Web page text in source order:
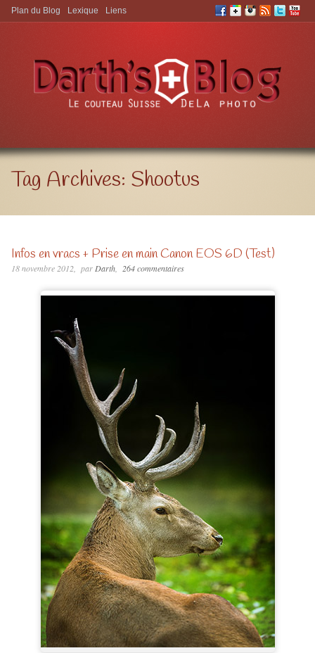
Aller à:
Plan du Blog Lexique Liens
Tag Archives: Shootus
Infos en vracs + Prise en main Canon EOS 6D (Test)
18 novembre 2012 parDarth 264 commentaires